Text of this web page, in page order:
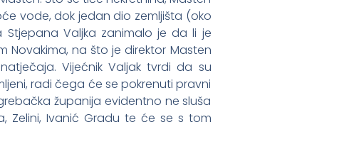
vode, dok jedan dio zemljišta (oko
Stjepana Valjka zanimalo je da li je
Novakima, na što je direktor Masten
Vijećnik Valjak tvrdi da su
radi čega će se pokrenuti pravni
županija evidentno ne sluša
Zelini, Ivanić Gradu te će se s tom